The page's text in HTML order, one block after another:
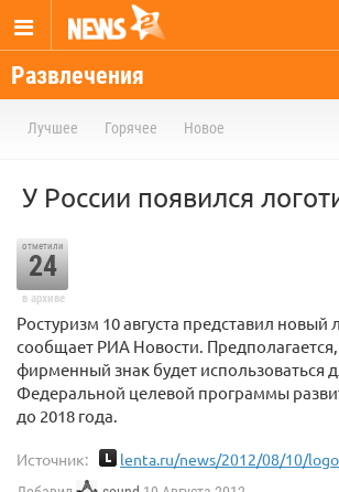
Развлечения
Лучшее Горячее Новое
У России появился
отметили
24
в архиве
Ростуризм 10 августа представил новый
сообщает РИА Новости.
фирменный знак будет использоваться
Федеральной целевой программы
до 2018 года.
Источник: lenta.ru/news/2012/08/10/